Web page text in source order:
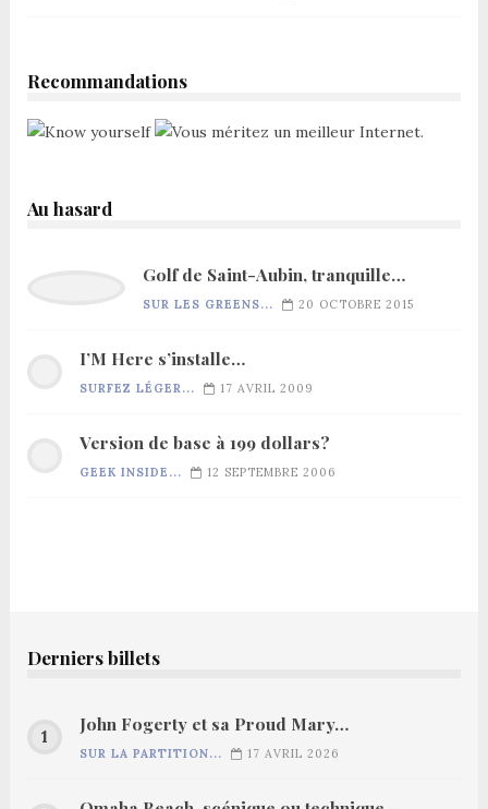
Recommandations
Au hasard
Golf de Saint-Aubin, tranquille…
SUR LES GREENS... 20 OCTOBRE 2015
I’M Here s’installe…
SURFEZ LÉGER... 17 AVRIL 2009
Version de base à 199 dollars?
GEEK INSIDE... 12 SEPTEMBRE 2006
Derniers billets
John Fogerty et sa Proud Mary…
SUR LA PARTITION... 17 AVRIL 2026